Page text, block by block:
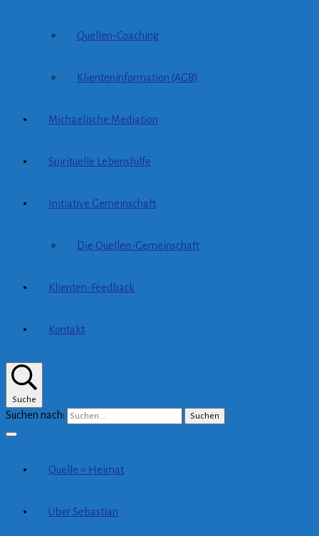
Quellen-Coaching
Klienteninformation (AGB)
Michaelische Mediation
Spirituelle Lebenshilfe
Initiative Gemeinschaft
Die Quellen-Gemeinschaft
Klienten-Feedback
Kontakt
Suche
Suchen nach:
Quelle = Heimat
Über Sebastian